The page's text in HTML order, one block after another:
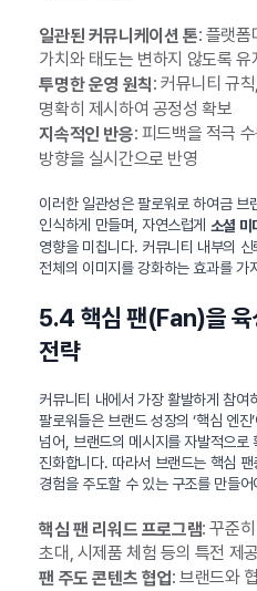
일관된 커뮤니케이션 톤: 플랫폼
가치와 태도는 변하지 않도록 유
투명한 운영 원칙: 커뮤니티 규
명확히 제시하여 공정성 확보
지속적인 반응: 피드백을 적극
방향을 실시간으로 반영
이러한 일관성은 팔로워로 하여금 브
인식하게 만들며, 자연스럽게 소셜 미
영향을 미칩니다. 커뮤니티 내부의
전체의 이미지를 강화하는 효과를 가
5.4 핵심 팬(Fan)을 육
전략
커뮤니티 내에서 가장 활발하게 참여
팔로워들은 브랜드 성장의 ‘핵심 엔
넘어, 브랜드의 메시지를 자발적으로
진화합니다. 따라서 브랜드는 핵심
경험을 주도할 수 있는 구조를 만들
핵심 팬 리워드 프로그램: 꾸준
초대, 시제품 체험 등의 특전 제공
팬 주도 콘텐츠 협업: 브랜드와